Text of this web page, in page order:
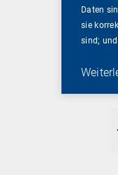
Daten
sie
sind;